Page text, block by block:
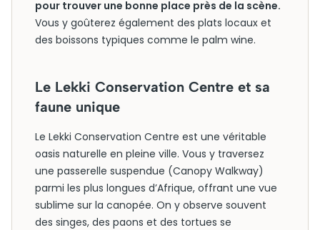
pour trouver une bonne place près de la scène.
Vous y goûterez également des plats locaux et
des boissons typiques comme le palm wine.
Le Lekki Conservation Centre et sa
faune unique
Le Lekki Conservation Centre est une véritable
oasis naturelle en pleine ville. Vous y traversez
une passerelle suspendue (Canopy Walkway)
parmi les plus longues d’Afrique, offrant une vue
sublime sur la canopée. On y observe souvent
des singes, des paons et des tortues se